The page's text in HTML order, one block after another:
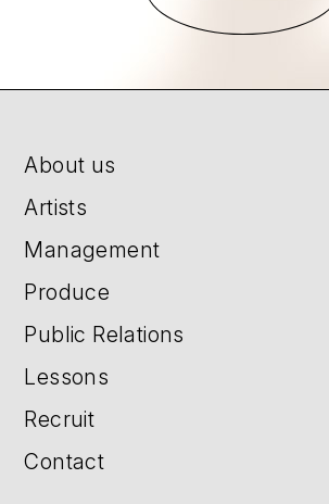
About us
Artists
Management
Produce
Public Relations
Lessons
Recruit
Contact